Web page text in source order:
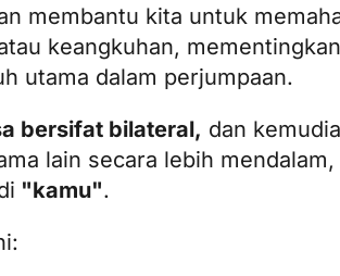
membantu kita untuk
keangkuhan,
utama dalam perjumpaan.
bersifat bilateral, dan
lain secara lebih
"kamu".